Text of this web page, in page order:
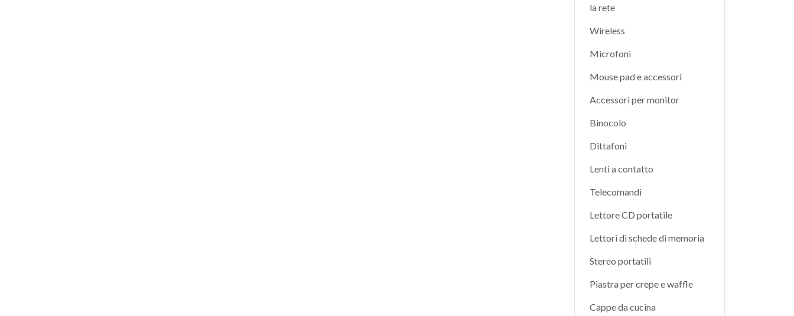
la rete
Wireless
Microfoni
Mouse pad e accessori
Accessori per monitor
Binocolo
Dittafoni
Lenti a contatto
Telecomandi
Lettore CD portatile
Lettori di schede di memoria
Stereo portatili
Piastra per crepe e waffle
Cappe da cucina